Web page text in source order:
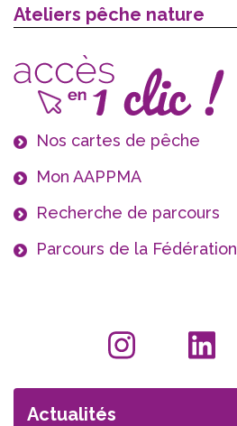
Ateliers pêche nature
Nos cartes de pêche
Mon AAPPMA
Recherche de parcours
Parcours de la Fédération
Actualités